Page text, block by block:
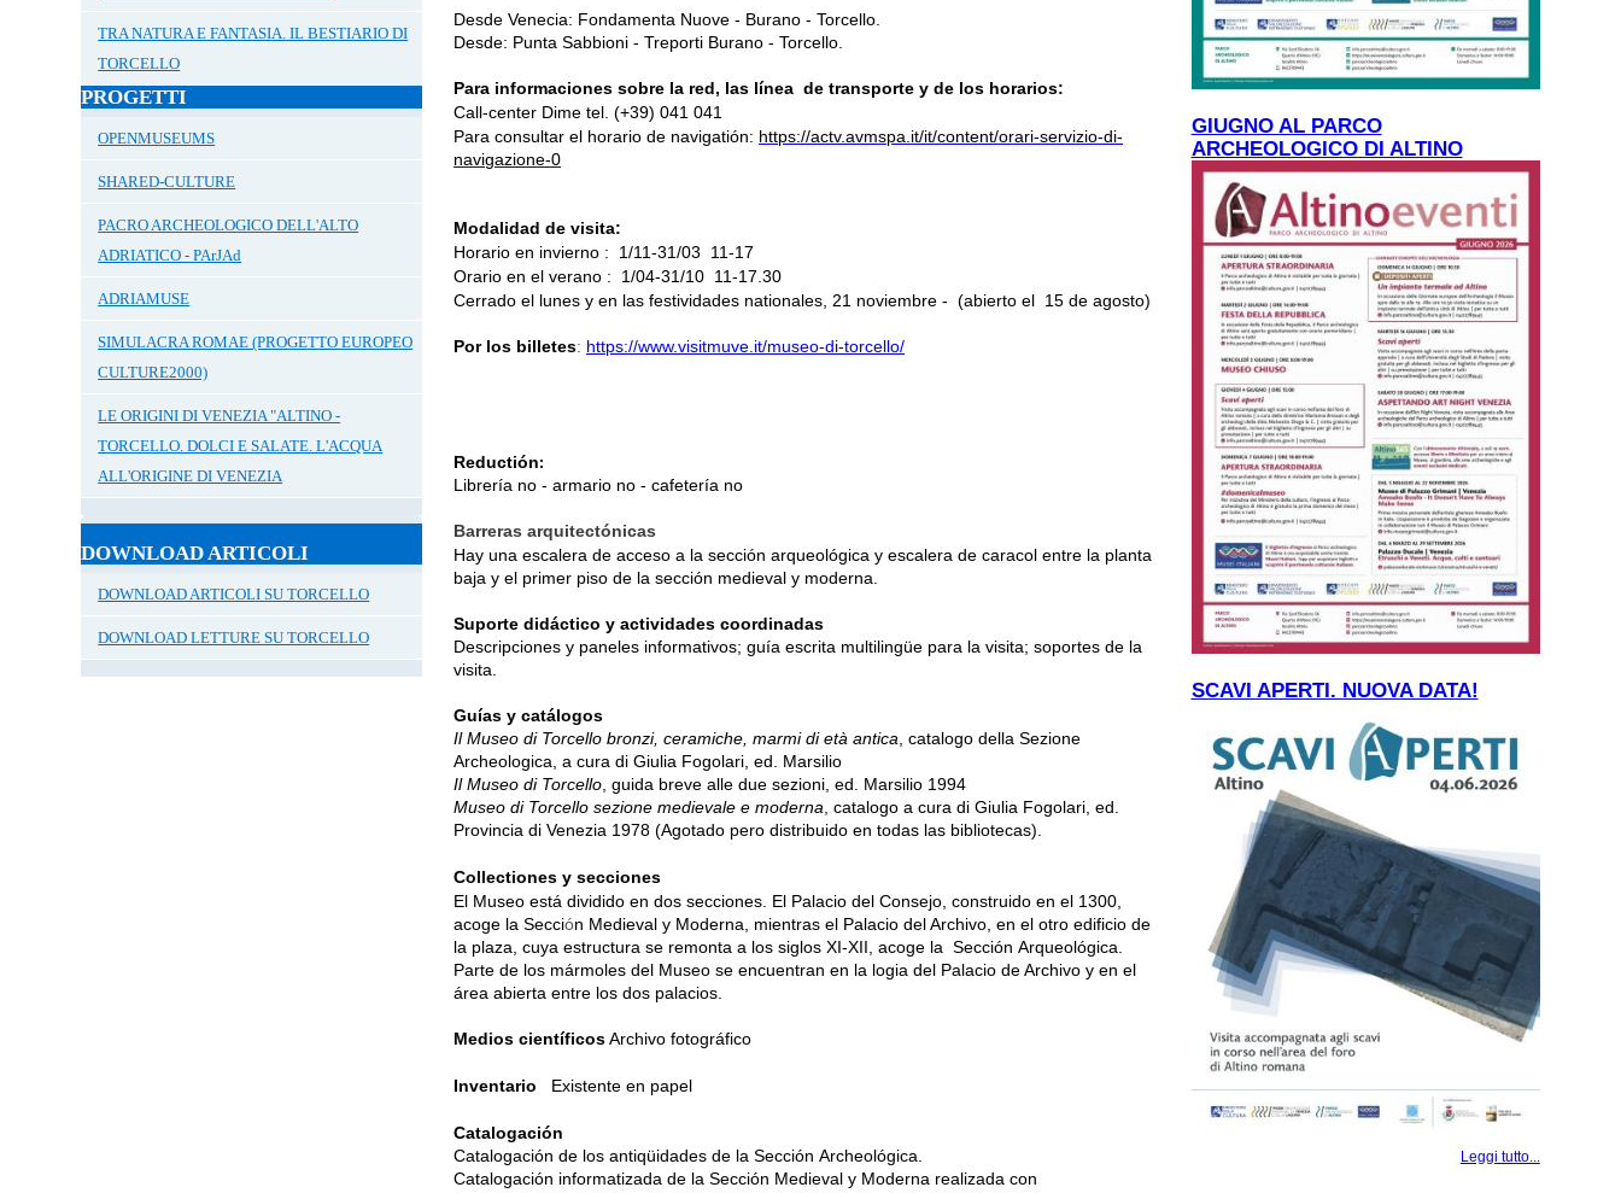
TRA NATURA E FANTASIA. IL BESTIARIO DI
TORCELLO
PROGETTI
OPENMUSEUMS
SHARED-CULTURE
PACRO ARCHEOLOGICO DELL'ALTO
ADRIATICO - PArJAd
ADRIAMUSE
SIMULACRA ROMAE (PROGETTO EUROPEO
CULTURE2000)
LE ORIGINI DI VENEZIA "ALTINO -
TORCELLO. DOLCI E SALATE. L'ACQUA
ALL'ORIGINE DI VENEZIA
DOWNLOAD ARTICOLI
DOWNLOAD ARTICOLI SU TORCELLO
DOWNLOAD LETTURE SU TORCELLO
Desde Venecia: Fondamenta Nuove - Burano - Torcello.
Desde: Punta Sabbioni - Treporti Burano - Torcello.
Para informaciones sobre la red, las línea de transporte y de los horarios:
Call-center Dime tel. (+39) 041 041
Para consultar el horario de navigatión: https://actv.avmspa.it/it/content/orari-servizio-di-
navigazione-0
Modalidad de visita:
Horario en invierno : 1/11-31/03 11-17
Orario en el verano : 1/04-31/10 11-17.30
Cerrado el lunes y en las festividades nationales, 21 noviembre - (abierto el 15 de agosto)
Por los billetes: https://www.visitmuve.it/museo-di-torcello/
Reductión:
Librería no - armario no - cafetería no
Barreras arquitectónicas
Hay una escalera de acceso a la sección arqueológica y escalera de caracol entre la planta
baja y el primer piso de la sección medieval y moderna.
Suportedidáctico y actividades coordinadas
Descripciones y paneles informativos; guía escrita multilingüe para la visita; soportes de la
visita.
Guías y catálogos
Il Museo di Torcello bronzi, ceramiche, marmi di età antica , catalogo della Sezione
Archeologica, a cura di Giulia Fogolari, ed. Marsilio
Il Museo di Torcello , guida breve alle due sezioni, ed. Marsilio 1994
Museo di Torcello sezione medievale e moderna , catalogo a cura di Giulia Fogolari, ed.
Provincia di Venezia 1978(Agotado pero distribuido en todas las bibliotecas).
Collectiones y secciones
El Museo está dividido en dos secciones. El Palacio del Consejo, construido en el 1300,
acoge la Sección Medieval y Moderna, mientras el Palacio del Archivo, en el otro edificio de
la plaza, cuya estructura se remonta a los siglos XI-XII, acoge la Sección Arqueológica
Parte de los mármoles del Museo se encuentran en la logia del Palacio de Archivo y en el
área abierta entre los dos palacios.
Medios científicosArchivo fotográfico
Inventario Existente en papel
Catalogación
Catalogación de los antiqüidades de la Sección Archeológica.
Catalogación informatizada de laSección Medieval y Moderna realizada con
GIUGNO AL PARCO
ARCHEOLOGICO DI ALTINO
SCAVI APERTI. NUOVA DATA!
Leggi tutto...